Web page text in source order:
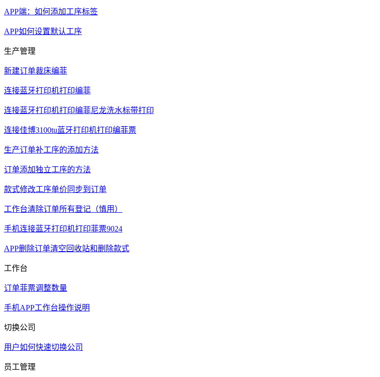
APP端：如何添加工序标签
APP如何设置默认工序
生产管理
新建订单裁床编菲
连接蓝牙打印机打印编菲
连接蓝牙打印机打印编菲尼龙洗水标带打印
连接佳博3100tu蓝牙打印机打印编菲票
生产订单补工序的添加方法
订单添加独立工序的方法
款式修改工序单价同步到订单
工作台清除订单所有登记（慎用）
手机连接蓝牙打印机打印菲票9024
APP删除订单清空回收站和删除款式
工作台
订单菲票调整数量
手机APP工作台操作说明
切换公司
用户如何快速切换公司
员工管理